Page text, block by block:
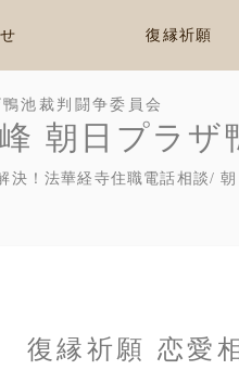
池裁判闘争委員会
朝日プラザ
決！法華経寺住職電話相談/
復縁祈願
復縁祈願 恋愛